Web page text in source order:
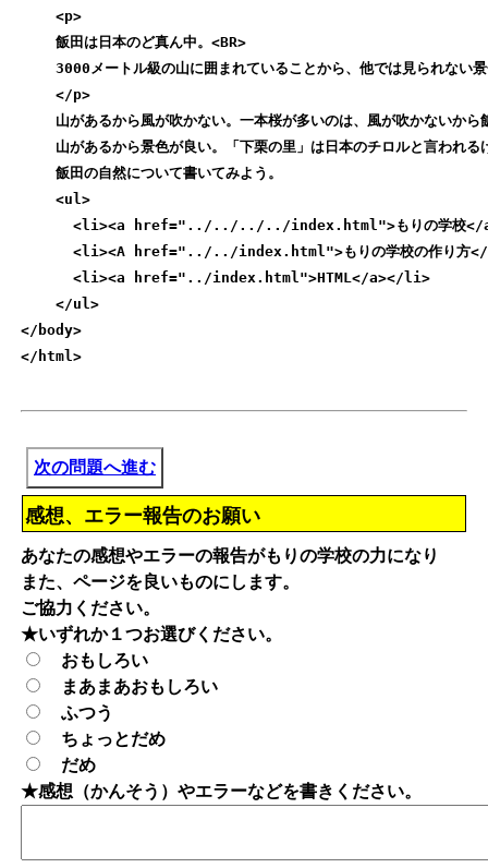
    <p>
    飯田は日本のど真ん中。<BR>
3000メートル級の山に囲まれていることから、他では見られない
    </p>
山があるから風が吹かない。一本桜が多いのは、風が吹かないか
山があるから景色が良い。「下栗の里」は日本のチロルと言われ
    飯田の自然について書いてみよう。
    <ul>
<li><a href="../../../../index.html">もりの学校
<li><A href="../../index.html">もりの学校の作り方
      <li><a href="../index.html">HTML</a></li>
    </ul>
</body>
</html>
次の問題へ進む
感想、エラー報告のお願い
あなたの感想やエラーの報告がもりの学校の力になり
また、ページを良いものにします。
ご協力ください。
★いずれか１つお選びください。
おもしろい
まあまあおもしろい
ふつう
ちょっとだめ
だめ
★感想（かんそう）やエラーなどを書きください。